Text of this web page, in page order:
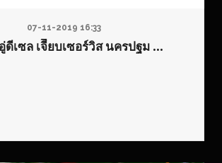
07-11-2019 16:33
ดีเซล เจีียบเซอร์วิส นครปฐม ...